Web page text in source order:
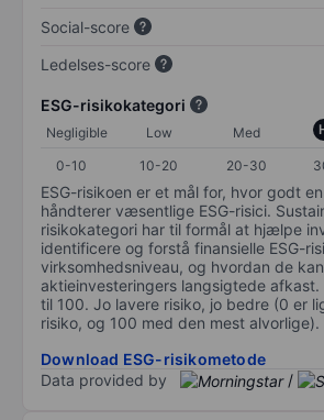
Social-score
Ledelses-score
ESG-risikokategori
Negligible Low Med
0-10
10-20 20-30
ESG-risikoen er et mål for, hvor godt
håndterer væsentlige ESG-risici.
risikokategori har til formål at hjælpe
identificere og forstå finansielle ESG-
virksomhedsniveau, og hvordan de
aktieinvesteringers langsigtede
til 100. Jo lavere risiko, jo bedre (0 er
risiko, og 100 med den mest alvorlige).
Download ESG-risikometode
Data provided by
/